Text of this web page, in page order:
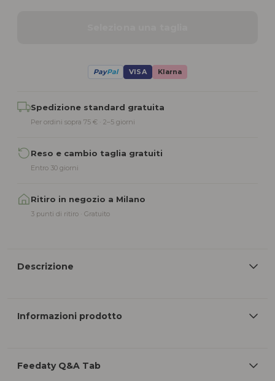
PayPal VISA Klarna
Spedizione standard gratuita
Per ordini sopra 75 € · 2–5 giorni
Reso e cambio taglia gratuiti
Entro 30 giorni
Ritiro in negozio a Milano
3 punti di ritiro · Gratuito
Descrizione
Informazioni prodotto
Feedaty Q&A Tab